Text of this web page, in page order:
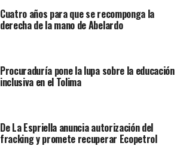
Cuatro años para que se recomponga la
derecha de la mano de Abelardo
Procuraduría pone la lupa sobre la educación
inclusiva en el Tolima
De La Espriella anuncia autorización del
fracking y promete recuperar Ecopetrol